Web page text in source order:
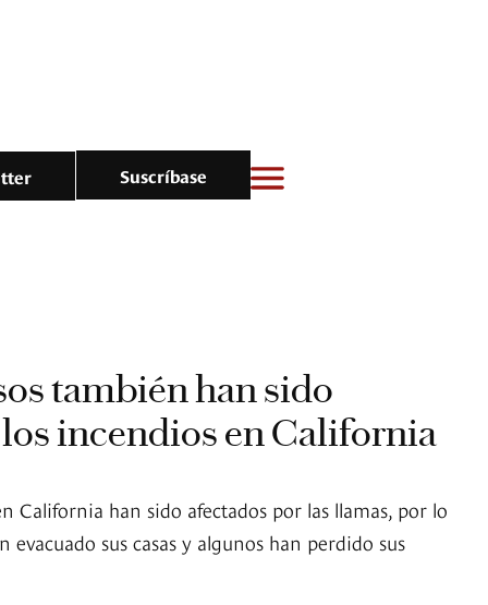
Suscríbase
también han sido
incendios en California
California han sido afectados por las llamas, por lo
evacuado sus casas y algunos han perdido sus